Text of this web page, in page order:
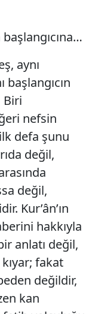
aynı
Biri
nefsin
defa şunu
değil,
değil,
Kur’ân’ın
hakkıyla
anlatı değil,
fakat
değildir,
kan